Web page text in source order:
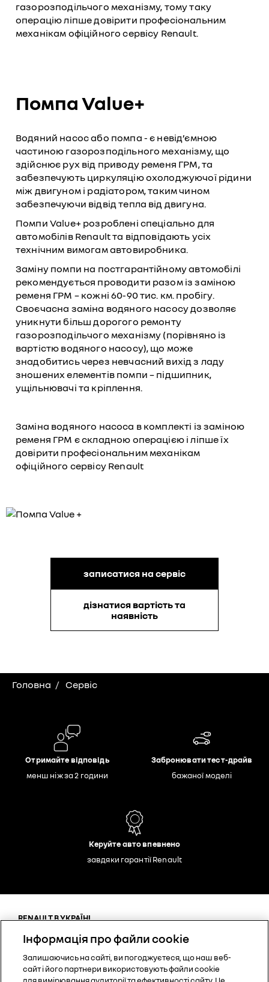
газорозподільчого механізму, тому таку
операцію ліпше довірити професіональним
механікам офіційного сервісу Renault.
Помпа Value+
Водяний насос або помпа - є невід’ємною
частиною газорозподільного механізму, що
здійснює рух від приводу ременя ГРМ, та
забезпечують циркуляцію охолоджуючої рідини
між двигуном і радіатором, таким чином
забезпечуючи відвід тепла від двигуна.
Помпи Value+ розроблені спеціально для
автомобілів Renault та відповідають усіх
технічним вимогам автовиробника.
Заміну помпи на постгарантійному автомобілі
рекомендується проводити разом із заміною
ременя ГРМ – кожні 60-90 тис. км. пробігу.
Своєчасна заміна водяного насосу дозволяє
уникнути більш дорогого ремонту
газорозподільчого механізму (порівняно із
вартістю водяного насосу), що може
знадобитись через невчасний вихід з ладу
зношених елементів помпи – підшипник,
ущільнювачі та кріплення.
Заміна водяного насоса в комплекті із заміною
ременя ГРМ є складною операцією і ліпше їх
довірити професіональним механікам
офіційного сервісу Renault
записатися на сервіс
дізнатися вартість та
наявність
Головна Сервіс
Отримайте відповідь
менш ніж за 2 години
Забронювати тест-драйв
бажаної моделі
Керуйте авто впевнено
завдяки гарантії Renault
RENAULT В УКРАЇНІ
Зв'язатись з дилером
Запис на сервіс
Інформація про файли cookie
Залишаючись на сайті, ви погоджуєтеся, що наш веб-
сайт і його партнери використовують файли cookie